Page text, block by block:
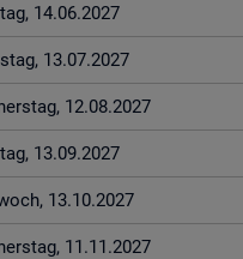
14.06.2027
13.07.2027
12.08.2027
13.09.2027
13.10.2027
11.11.2027